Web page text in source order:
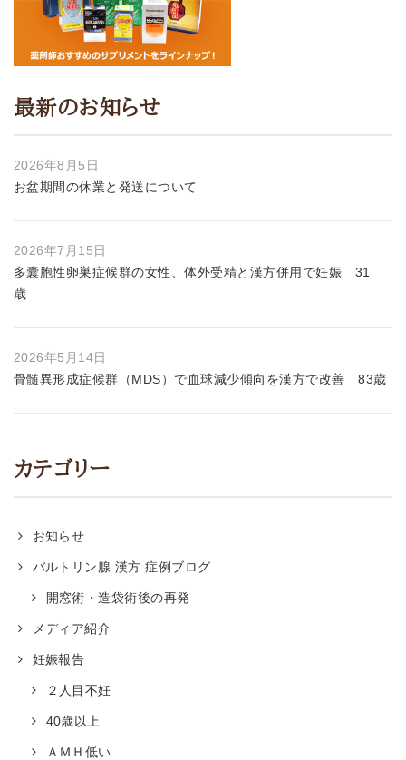
最新のお知らせ
2026年8月5日
お盆期間の休業と発送について
2026年7月15日
多囊胞性卵巣症候群の女性、体外受精と漢方併用で妊娠 31
歳
2026年5月14日
骨髄異形成症候群（MDS）で血球減少傾向を漢方で改善 83歳
カテゴリー
お知らせ
バルトリン腺 漢方 症例ブログ
開窓術・造袋術後の再発
メディア紹介
妊娠報告
２人目不妊
40歳以上
ＡＭＨ低い